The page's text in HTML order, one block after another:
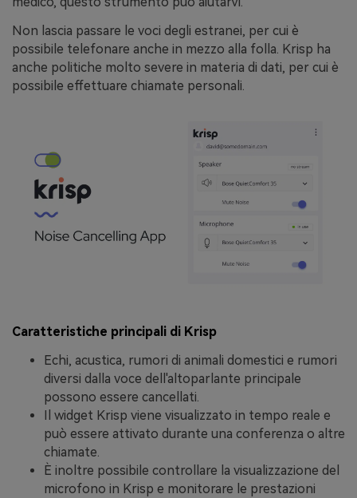
Non lascia passare le voci degli estranei, per cui è
possibile telefonare anche in mezzo alla folla. Krisp ha
anche politiche molto severe in materia di dati, per cui è
possibile effettuare chiamate personali.
Caratteristiche principali di Krisp
Echi, acustica, rumori di animali domestici e rumori
diversi dalla voce dell'altoparlante principale
possono essere cancellati.
Il widget Krisp viene visualizzato in tempo reale e
può essere attivato durante una conferenza o altre
chiamate.
È inoltre possibile controllare la visualizzazione del
microfono in Krisp e monitorare le prestazioni